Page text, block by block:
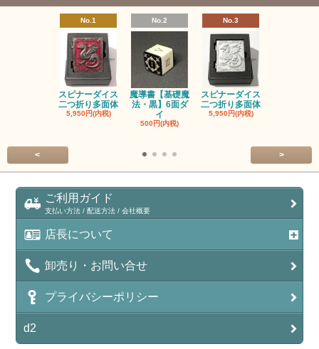
No.1
スピナーダイス
二つ折り多面体
5,950円(内税)
No.2
魔導書【基礎魔
法・黒】6面ダ
イ
500円(内税)
No.3
スピナーダイス
二つ折り多面体
5,950円(内税)
< >
ご利用ガイド
支払い方法 / 配送方法 / 会社概要
店長について
卸売り・お問い合せ
プライバシーポリシー
d2